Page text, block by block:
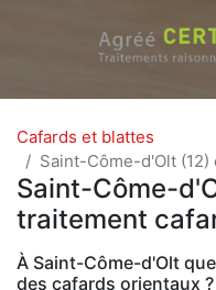
Cafards et blattes
Saint-Côme-d'Olt
Saint-Côme-
traitement
À Saint-Côme-d'Olt
des cafards orientaux ?